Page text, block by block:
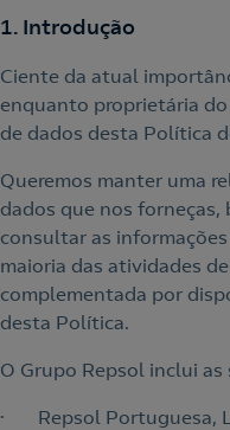
1. Introdução
Ciente da atual
enquanto proprietária
de dados desta Política
Queremos manter uma
dados que nos forneças,
consultar as
maioria das atividades
complementada por
desta Política.
O Grupo Repsol inclui as
· Repsol Portuguesa,